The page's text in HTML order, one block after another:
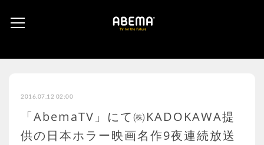
2016.07.12 02:00
「AbemaTV」にて㈱KADOKAWA提
供の日本ホラー映画名作9夜連続放送